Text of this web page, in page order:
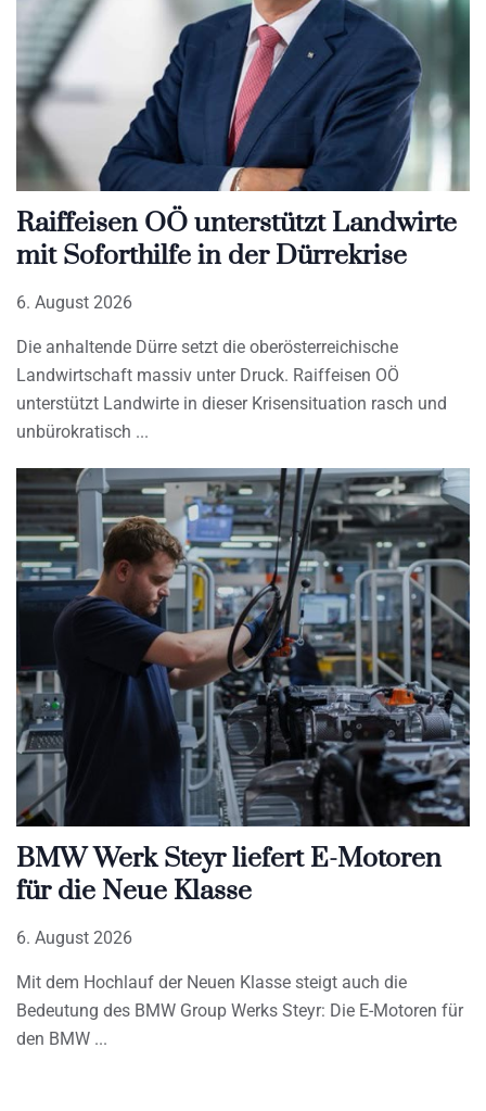
Raiffeisen OÖ unterstützt Landwirte
mit Soforthilfe in der Dürrekrise
6. August 2026
Die anhaltende Dürre setzt die oberösterreichische
Landwirtschaft massiv unter Druck. Raiffeisen OÖ
unterstützt Landwirte in dieser Krisensituation rasch und
unbürokratisch
BMW Werk Steyr liefert E-Motoren
für die Neue Klasse
6. August 2026
Mit dem Hochlauf der Neuen Klasse steigt auch die
Bedeutung des BMW Group Werks Steyr: Die E-Motoren für
den BMW